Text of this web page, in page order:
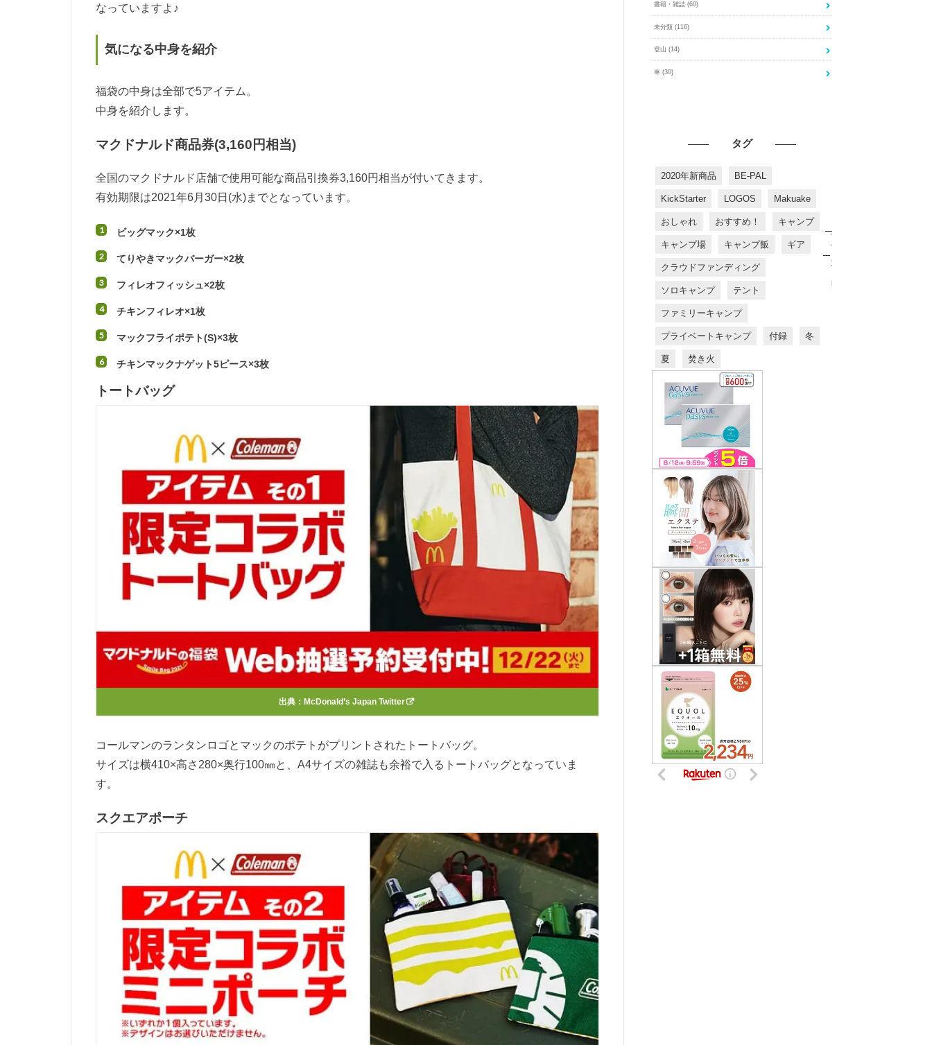
なっていますよ♪
気になる中身を紹介
福袋の中身は全部で5アイテム。
中身を紹介します。
マクドナルド商品券(3,160円相当)
全国のマクドナルド店舗で使用可能な商品引換券3,160円相当が付いてきます。
有効期限は2021年6月30日(水)までとなっています。
ビッグマック×1枚
てりやきマックバーガー×2枚
フィレオフィッシュ×2枚
チキンフィレオ×1枚
マックフライポテト(S)×3枚
チキンマックナゲット5ピース×3枚
トートバッグ
出典：McDonald’s Japan Twitter
コールマンのランタンロゴとマックのポテトがプリントされたトートバッグ。
サイズは横410×高さ280×奥行100㎜と、A4サイズの雑誌も余裕で入るトートバッグとなっていま
す。
スクエアポーチ
書籍・雑誌 (60)
未分類 (116)
登山 (14)
車 (30)
タグ
2020年新商品 BE-PAL
KickStarter LOGOS Makuake
おしゃれ おすすめ！ キャンプ
キャンプ場 キャンプ飯 ギア
クラウドファンディング
ソロキャンプ テント
ファミリーキャンプ
プライベートキャンプ 付録 冬
夏 焚き火
す
す
め
商
品